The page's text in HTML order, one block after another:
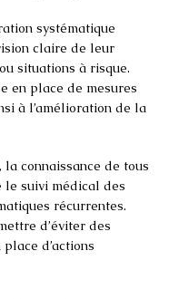
systématique
claire de leur
situations à risque.
en place de mesures
à l’amélioration de la
connaissance de tous
le suivi médical des
récurrentes.
d’éviter des
d’actions